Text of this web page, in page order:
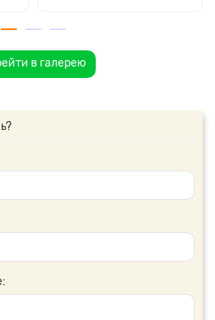
в галерею